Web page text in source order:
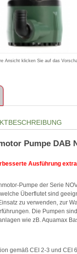
Ansicht klicken Sie auf das
Pumpe DAB
Ausführung
Pumpe der Serie
Überflutet sind
zu verwenden, zur
Die Pumpen
wie zB. Aquamax
gemäß CEI 2-3 und CEI